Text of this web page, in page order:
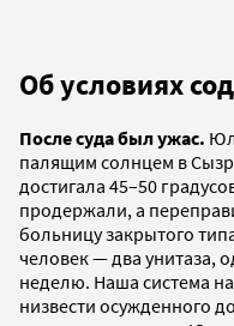
Об условиях
После суда был ужас.
палящим солнцем в
достигала 45–50
продержали, а
больницу закрытого
человек — два унитаза,
неделю. Наша система
низвести осужденного